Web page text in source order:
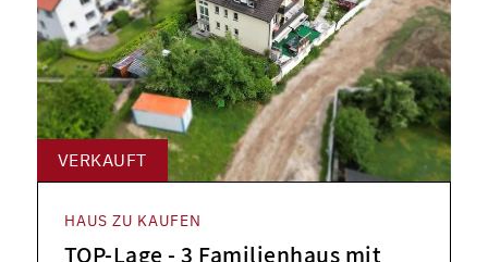
VERKAUFT
HAUS ZU KAUFEN
TOP-Lage - 3 Familienhaus mit